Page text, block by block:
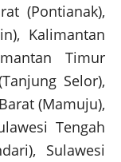
(Pontianak),
Kalimantan
Timur
Selor),
(Mamuju),
Tengah
Sulawesi